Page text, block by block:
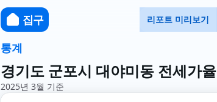
집구 리포트 미리보기
통계
경기도 군포시 대야미동 전세가율
2025년 3월 기준